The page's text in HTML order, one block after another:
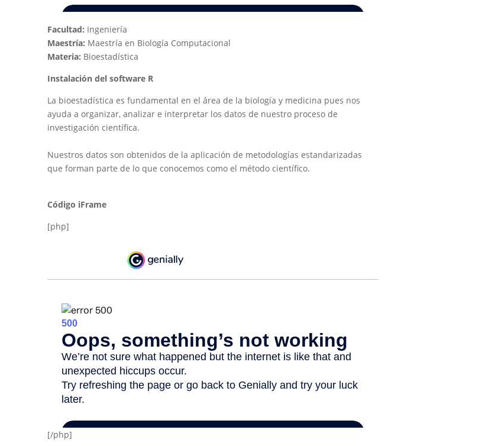
Facultad: Ingeniería
Maestría: Maestría en Biología Computacional
Materia: Bioestadística
Instalación del software R
La bioestadística es fundamental en el área de la biología y medicina pues nos
ayuda a organizar, analizar e interpretar los datos de nuestro proceso de
investigación científica.
Nuestros datos son obtenidos de la aplicación de metodologías estandarizadas
que forman parte de lo que conocemos como el método científico.
Código iFrame
[php]
[/php]